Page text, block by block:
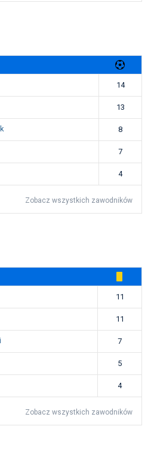
14
13
8
7
4
Zobacz wszystkich zawodników
11
11
7
5
4
Zobacz wszystkich zawodników